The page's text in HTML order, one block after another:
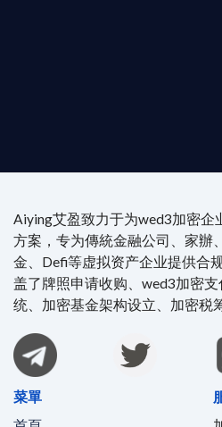
Aiying艾盈致力于为wed3加密企
方案，专为傳統金融公司、家辦
金、Defi等虚拟资产企业提供合
盖了牌照申请收购、wed3加密
统、加密基金架构设立、加密税
菜單